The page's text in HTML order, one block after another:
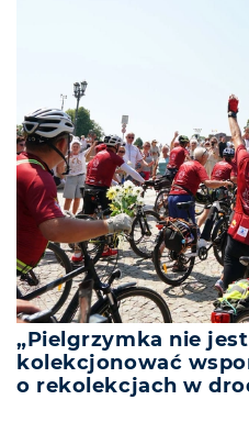
„Pielgrzymka nie
kolekcjonować
o rekolekcjach w